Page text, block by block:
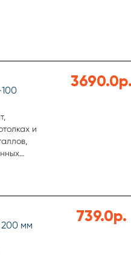
и
3690.0р.
мм
739.0р.